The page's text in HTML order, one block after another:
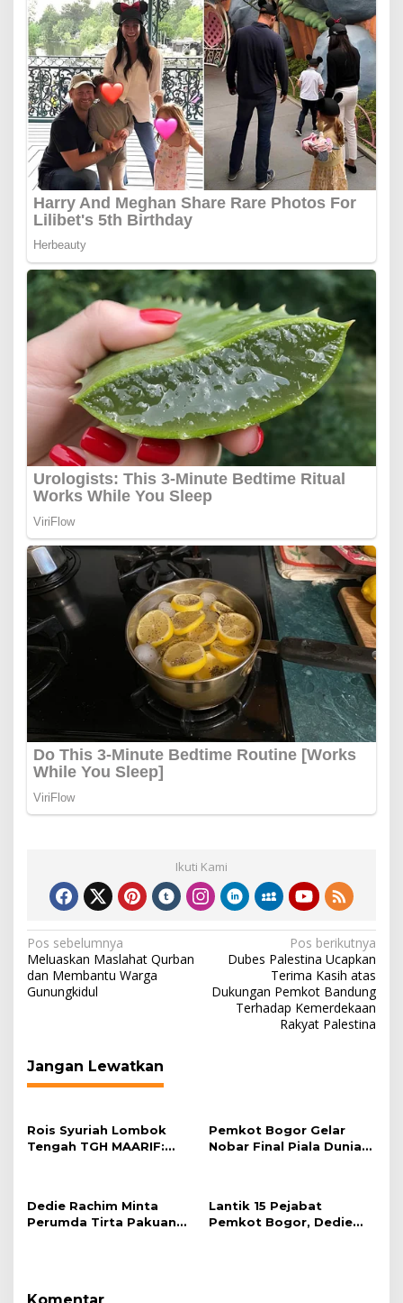
Ikuti Kami
Navigasi
pos
Pos sebelumnya
Meluaskan Maslahat Qurban
dan Membantu Warga
Gunungkidul
Pos berikutnya
Dubes Palestina Ucapkan
Terima Kasih atas
Dukungan Pemkot Bandung
Terhadap Kemerdekaan
Rakyat Palestina
Jangan Lewatkan
Rois Syuriah Lombok
Tengah TGH MAARIF:
Pemkot Bogor Gelar
Nobar Final Piala Dunia
Dedie Rachim Minta
Perumda Tirta Pakuan
Lantik 15 Pejabat
Pemkot Bogor, Dedie